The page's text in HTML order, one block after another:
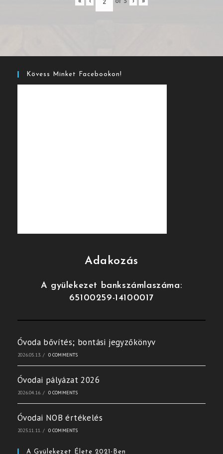
Kövess Minket Facebookon!
Adakozás
A gyülekezet bankszámlaszáma:
65100259-14100017
Óvoda bővítés; bontási jegyzőkönyv
2026.05.13. / 0 COMMENTS
Óvodai pályázat 2026
2026.04.16. / 0 COMMENTS
Óvodai NOB értékelés
2025.11.11. / 0 COMMENTS
A Gyülekezet Élete 2021-Ben